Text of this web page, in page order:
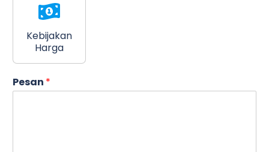
Kebijakan
Harga
Pesan *